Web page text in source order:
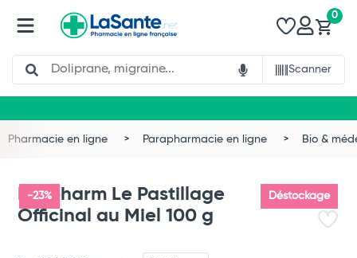
Search
Scanner
0
Pharmacie en ligne Parapharmacie en ligne Bio &
-23% Déstockage
Estipharm Le Pastillage
Officinal au Miel 100 g